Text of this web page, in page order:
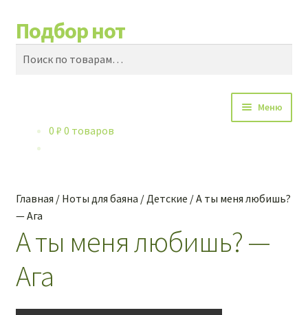
Перейти
к
навигации
Перейти
к
содержимому
Подбор нот
Поиск
Меню
Обучение игре на баяне
Купленные ноты
0 ₽ 0 товаров
Главная / Ноты для баяна /Детские /А ты меня любишь?
— Ага
А ты меня любишь? —
Ага